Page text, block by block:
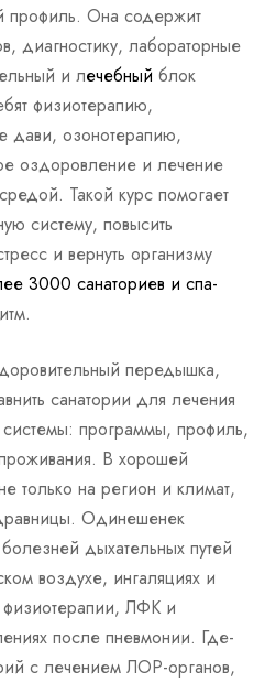
профиль. Она содержит
диагностику, лабораторные
и лечебный блок
физиотерапию,
дави, озонотерапию,
оздоровление и лечение
Такой курс помогает
систему, повысить
и вернуть организму
3000 санаториев и спа-
передышка,
санатории для лечения
программы, профиль,
В хорошей
только на регион и климат,
Одинешенек
дыхательных путей
воздухе, ингаляциях и
ЛФК и
после пневмонии. Где-
с лечением ЛОР-органов,